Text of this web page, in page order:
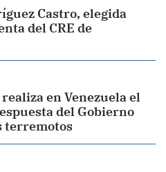
Castro, elegida
del CRE de
en Venezuela el
del Gobierno
terremotos